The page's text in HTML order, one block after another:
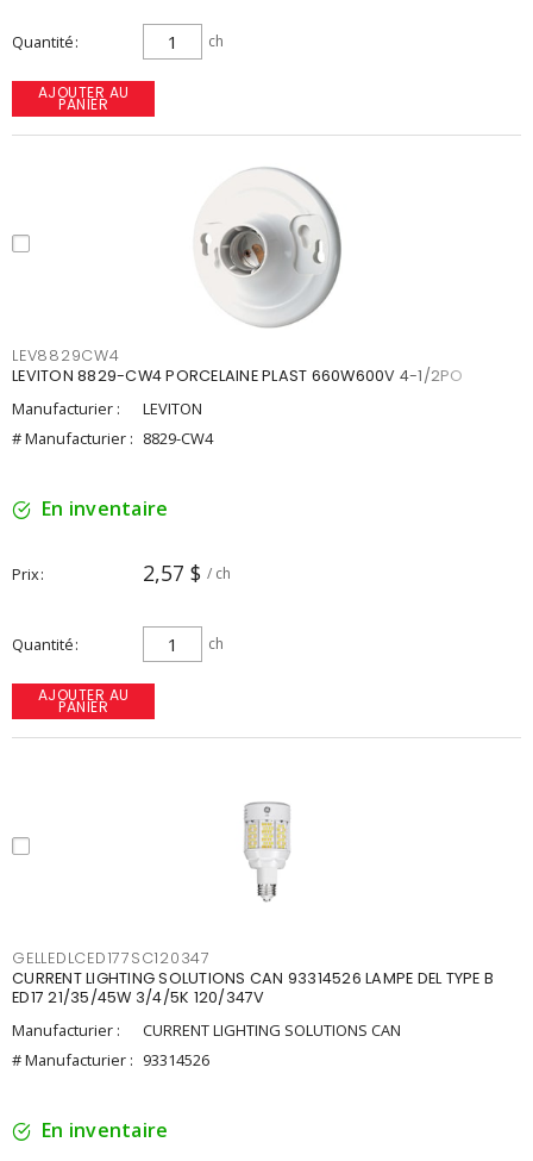
Quantité ch
AJOUTER AU
PANIER
LEV8829CW4
LEVITON 8829-CW4 PORCELAINE PLAST 660W600V 4-1/2PO
Manufacturier :
LEVITON
# Manufacturier : 8829-CW4
En inventaire
Prix 2,57 $ / ch
Quantité ch
AJOUTER AU
PANIER
GELLEDLCED177SC120347
CURRENT LIGHTING SOLUTIONS CAN 93314526 LAMPE DEL TYPE B
ED17 21/35/45W 3/4/5K 120/347V
Manufacturier :
CURRENT LIGHTING SOLUTIONS CAN
# Manufacturier : 93314526
En inventaire